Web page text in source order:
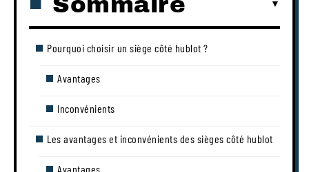
Pourquoi choisir un siège côté hublot ?
Avantages
Inconvénients
Les avantages et inconvénients des sièges côté hublot
Avantages